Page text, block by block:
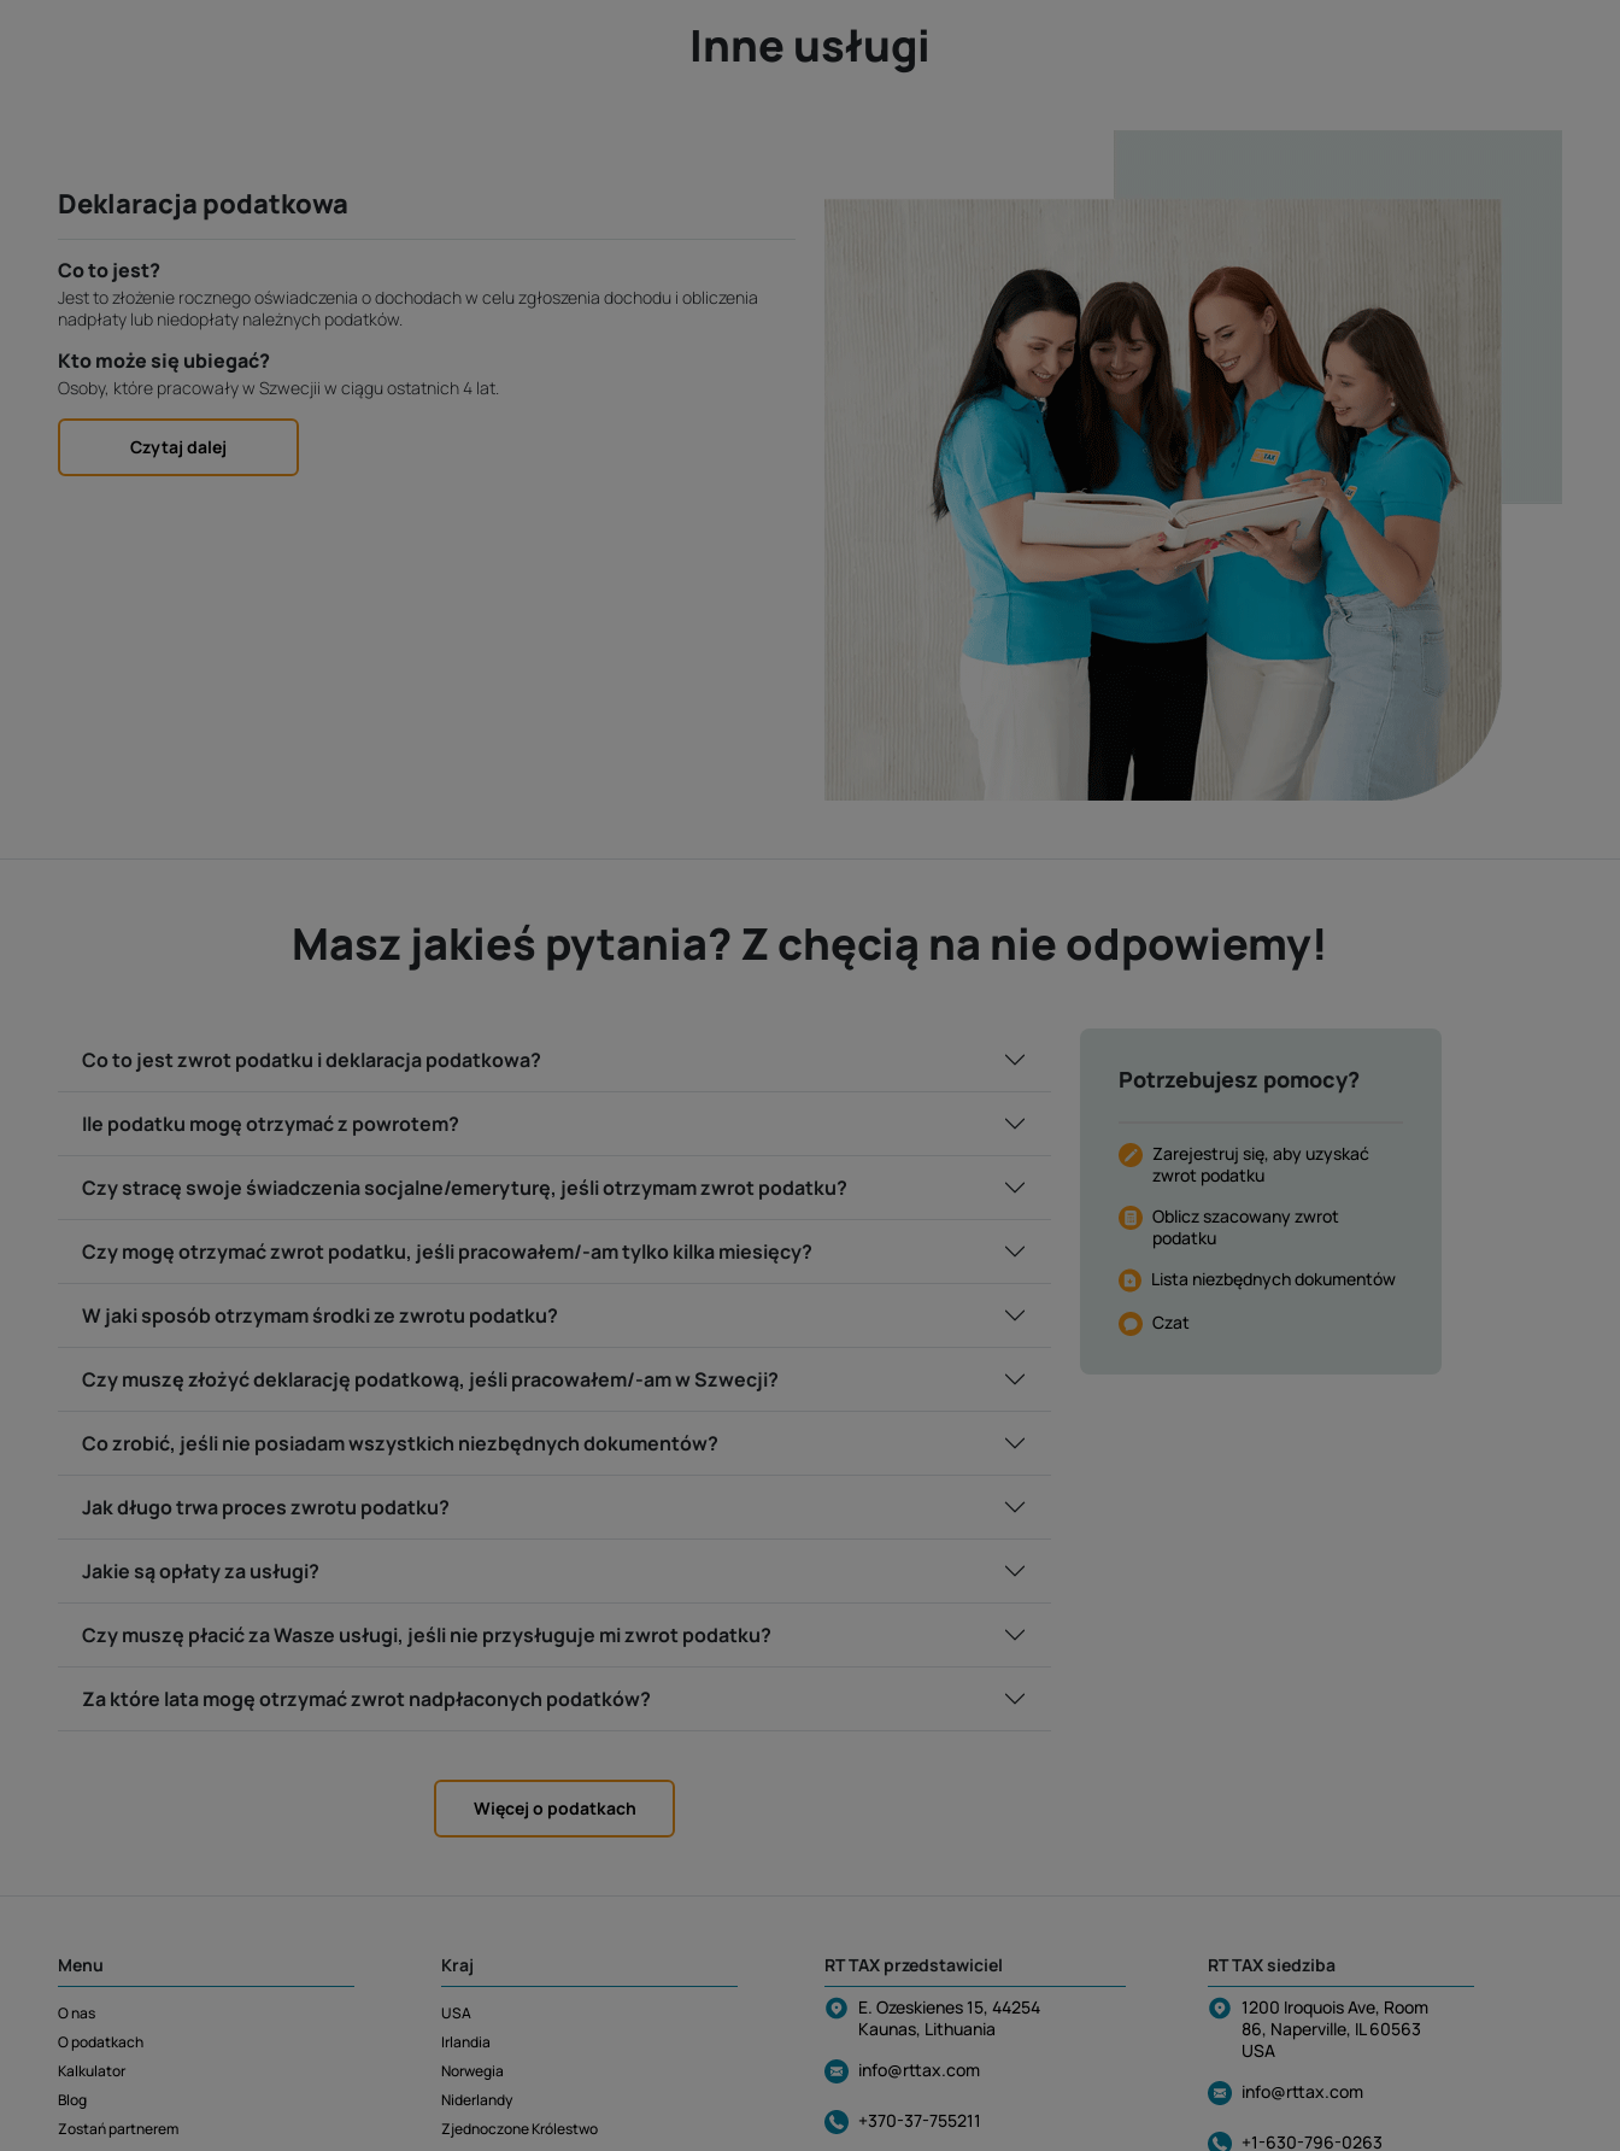
Inne usługi
Deklaracja podatkowa
Co to jest?
Jest to złożenie rocznego oświadczenia o dochodach w celu zgłoszenia dochodu i obliczenia
nadpłaty lub niedopłaty należnych podatków.
Kto może się ubiegać?
Osoby, które pracowały w Szwecjii w ciągu ostatnich 4 lat.
Czytaj dalej
Masz jakieś pytania? Z chęcią na nie odpowiemy!
Co to jest zwrot podatku i deklaracja podatkowa?
Ile podatku mogę otrzymać z powrotem?
Czy stracę swoje świadczenia socjalne/emeryturę, jeśli otrzymam zwrot podatku?
Czy mogę otrzymać zwrot podatku, jeśli pracowałem/-am tylko kilka miesięcy?
W jaki sposób otrzymam środki ze zwrotu podatku?
Czy muszę złożyć deklarację podatkową, jeśli pracowałem/-am w Szwecji?
Co zrobić, jeśli nie posiadam wszystkich niezbędnych dokumentów?
Jak długo trwa proces zwrotu podatku?
Jakie są opłaty za usługi?
Czy muszę płacić za Wasze usługi, jeśli nie przysługuje mi zwrot podatku?
Za które lata mogę otrzymać zwrot nadpłaconych podatków?
Więcej o podatkach
Potrzebujesz pomocy?
Zarejestruj się, aby uzyskać
zwrot podatku
Oblicz szacowany zwrot
podatku
Lista niezbędnych dokumentów
Czat
Menu
O nas
O podatkach
Kalkulator
Blog
Zostań partnerem
Kraj
USA
Irlandia
Norwegia
Niderlandy
Zjednoczone Królestwo
RT TAX przedstawiciel
E. Ozeskienes 15, 44254
Kaunas, Lithuania
info@rttax.com
+370-37-755211
RT TAX siedziba
1200 Iroquois Ave, Room
86, Naperville, IL 60563
USA
info@rttax.com
+1-630-796-0263